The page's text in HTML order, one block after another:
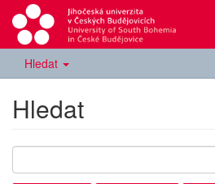
Hledat
Hledat